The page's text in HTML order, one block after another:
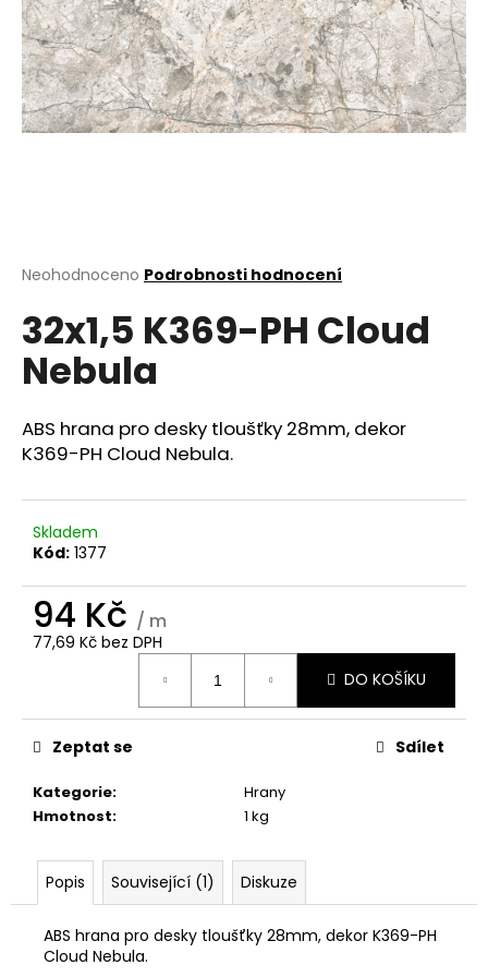
Průměrné
produktu
je
0,0
hvězdiček.
Neohodnoceno Podrobnosti hodnocení
32x1,5 K369-PH Cloud
Nebula
ABS hrana pro desky tloušťky 28mm, dekor
K369-PH Cloud Nebula.
Skladem
Kód: 1377
94 Kč / m
77,69 Kč bez DPH
DO KOŠÍKU
Kategorie:
Hrany
Hmotnost: 1 kg
Zeptat se Sdílet
Popis Související (1) Diskuze
ABS hrana pro desky tloušťky 28mm, dekor K369-PH
Cloud Nebula.
a
j
í
t
?
D
o
o
r
u
č
e
m
WHITE
480